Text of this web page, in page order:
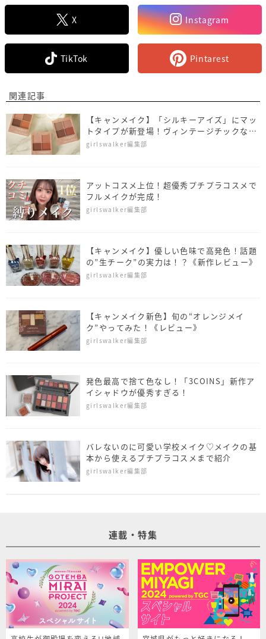
X Instagram
TikTok Pintarest
関連記事
【キャンメイク】「シルキーアイズ」にマッ
トタイプが新登場！ヴィンテージチックな花
柄モチーフにも注目♡
girlswalker編集部
アットコスメ上位！超優秀プチプラコスメで
フルメイクが完成！
girlswalker編集部
【キャンメイク】優しい色味で高発色！話題
の”生チーク”の実力は！？《新作レビュー》
girlswalker編集部
【キャンメイク新色】旬の“オレンジメイ
ク”やってみた！《レビュー》
girlswalker編集部
発色最高で捨て色なし！「3COINS」新作ア
イシャドウが優秀すぎる！
girlswalker編集部
バレないのに可愛い学校メイク♡メイクの基
本から使えるプチプラコスメまで紹介
girlswalker編集部
連載・特集